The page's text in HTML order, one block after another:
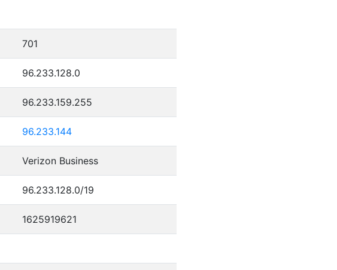
701
96.233.128.0
96.233.159.255
96.233.144
Verizon Business
96.233.128.0/19
1625919621